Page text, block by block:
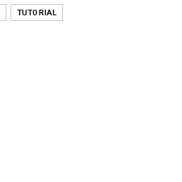
TUTORIAL